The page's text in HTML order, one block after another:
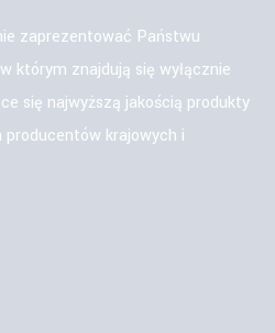
zaprezentować Państwu
którym znajdują się wyłącznie
się najwyższą jakością produkty
krajowych i